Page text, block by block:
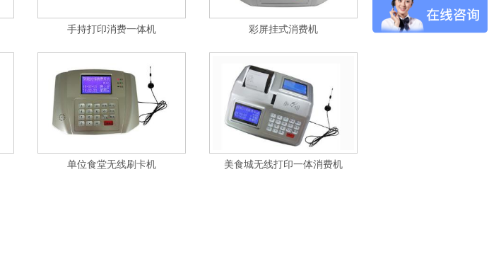
手持打印消费一体机 彩屏挂式消费机
单位食堂无线刷卡机 美食城无线打印一体消费机